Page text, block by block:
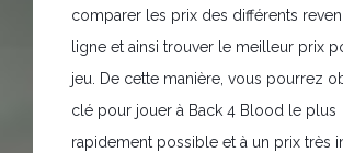
comparer les prix des différents
ligne et ainsi trouver le meilleur prix
jeu. De cette manière, vous pourrez
clé pour jouer à Back 4 Blood le plus
rapidement possible et à un prix très